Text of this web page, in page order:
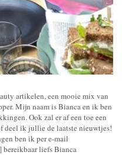
artikelen, een mooie mix van
Mijn naam is Bianca en ik ben
Ook zal er af een toe een
ik jullie de laatste nieuwtjes!
ben ik per e-mail
liefs Bianca